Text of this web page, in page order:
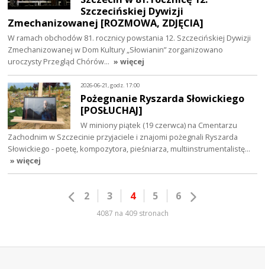
Szczecińskiej Dywizji
Zmechanizowanej [ROZMOWA, ZDJĘCIA]
W ramach obchodów 81. rocznicy powstania 12. Szczecińskiej Dywizji
Zmechanizowanej w Dom Kultury „Słowianin” zorganizowano
uroczysty Przegląd Chórów… » więcej
2026-06-21, godz. 17:00
Pożegnanie Ryszarda Słowickiego
[POSŁUCHAJ]
W miniony piątek (19 czerwca) na Cmentarzu
Zachodnim w Szczecinie przyjaciele i znajomi pożegnali Ryszarda
Słowickiego - poetę, kompozytora, pieśniarza, multiinstrumentalistę…
» więcej
2 3 4 5 6
4087 na 409 stronach